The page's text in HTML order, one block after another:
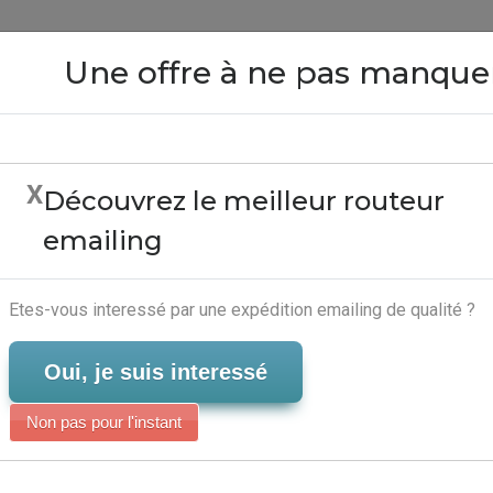
Anonyme - Solution
Close
Une offre à ne pas
XDécouvrez le meilleur routeur
emailing
Etes-vous interessé par une expédition emailing de qualité ?
Oui, je suis interessé
Non pas pour l'instant